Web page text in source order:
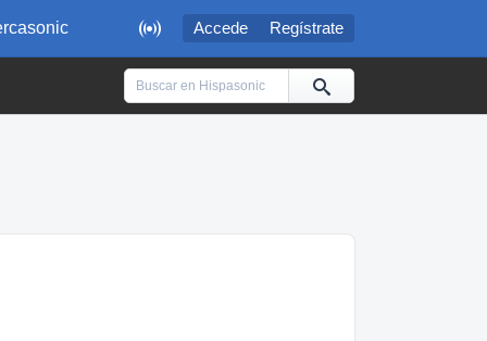
 Accede Regístrate